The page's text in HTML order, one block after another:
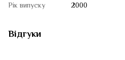
Рік випуску 2000
Відгуки